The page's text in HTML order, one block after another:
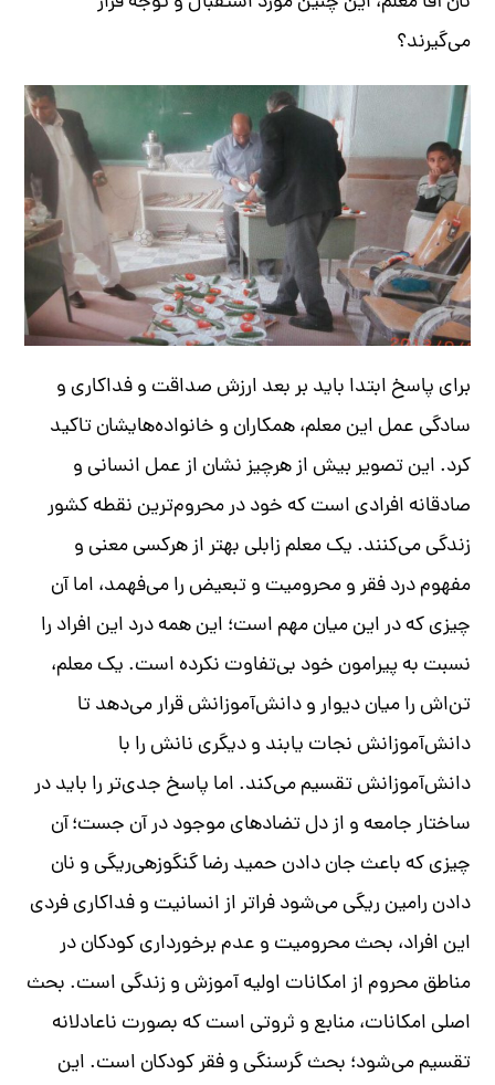
می‌گیرند؟
برای پاسخ ابتدا باید بر بعد ارزش صداقت و فداکاری و
سادگی عمل این معلم، همکاران و خانواده‌‌هایشان تاکید
کرد. این تصویر بیش از هرچیز نشان از عمل انسانی و
صادقانه افرادی است که خود در محروم‌ترین نقطه کشور
زندگی می‌کنند. یک معلم زابلی بهتر از هرکسی معنی و
مفهوم درد فقر و محرومیت و تبعیض را می‌فهمد، اما آن
چیزی که در این میان مهم است؛ این همه درد این افراد را
نسبت به پیرامون خود بی‌تفاوت نکرده است. یک معلم،
تن‌اش را میان دیوار و دانش‌آموزانش قرار می‌دهد تا
دانش‌آموزانش نجات یابند و دیگری نانش را با
دانش‌آموزانش تقسیم می‌کند. اما پاسخ جدی‌تر را باید در
ساختار جامعه و از دل تضادهای موجود در آن جست؛آن
چیزی که باعث جان دادن حمید رضا گنگوزهی‌ریگی و نان
دادن رامین ریگی می‌شود فراتر از انسانیت و فداکاری فردی
این افراد، بحث محرومیت و عدم برخورداری کودکان در
مناطق محروم از امکانات اولیه آموزش و زندگی است. بحث
اصلی امکانات، منابع و ثروتی است که بصورت ناعادلانه
تقسیم می‌شود؛ بحث گرسنگی و فقر کودکان است. این